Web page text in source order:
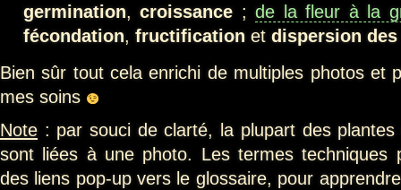
germination,croissance ;de la fleur à la
fécondation, fructification et dispersion
Bien sûr tout cela enrichi de multiples photos et
mes soins
Note : par souci de clarté, la plupart des
sont liées à une photo. Les termes techniques
des liens pop-up vers le glossaire, pour